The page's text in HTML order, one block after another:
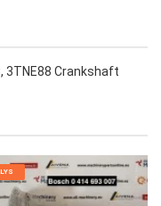
3TNE88 Crankshaft